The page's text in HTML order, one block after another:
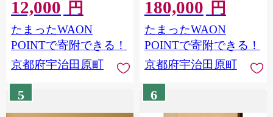
級 木 雑貨 モダン 可愛い
おしゃれ コードレス 水を
使わない 玄関 プレゼン
ト ギフト 56210614
12,000 円
たまったWAON
POINTで寄附できる！
京都府宇治田原町
ギフト プレゼント
56210613
180,000 円
たまったWAON
POINTで寄附できる！
京都府宇治田原町
5 6